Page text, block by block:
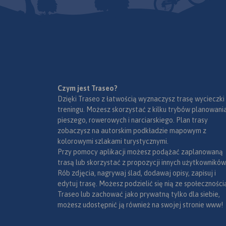
Czym jest Traseo?
Dzięki Traseo z łatwością wyznaczysz trasę wycieczki
treningu. Możesz skorzystać z kilku trybów
pieszego, rowerowych i narciarskiego. Plan trasy
zobaczysz na autorskim podkładzie mapowym z
kolorowymi szlakami turystycznymi.
Przy pomocy aplikacji możesz podążać zaplanowaną
trasą lub skorzystać z propozycji innych użytkowników.
Rób zdjęcia, nagrywaj ślad, dodawaj opisy, zapisuj i
edytuj trasę. Możesz podzielić się nią ze
Traseo lub zachować jako prywatną tylko dla siebie,
możesz udostępnić ją również na swojej stronie www!